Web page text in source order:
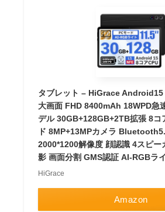
タブレット – HiGrace Android15
大画面 FHD 8400mAh 18WPD急
デル 30GB+128GB+2TB拡張 8コ
ド 8MP+13MPカメラ
2000*1200解像度 顔認識 4スピー
影 画面分割 GMS認証 AI-RGBラ
HiGrace
Amazon